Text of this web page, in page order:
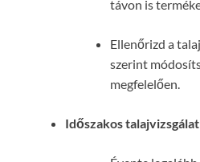
távon is
Ellenőrizd a
szerint
megfelelően.
Időszakos